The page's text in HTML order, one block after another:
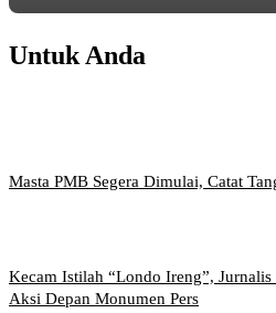
Untuk Anda
Masta PMB Segera Dimulai, Catat
Kecam Istilah “Londo Ireng”, Jurnalis
Aksi Depan Monumen Pers